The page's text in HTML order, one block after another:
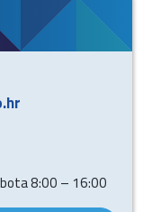
8:00 – 16:00